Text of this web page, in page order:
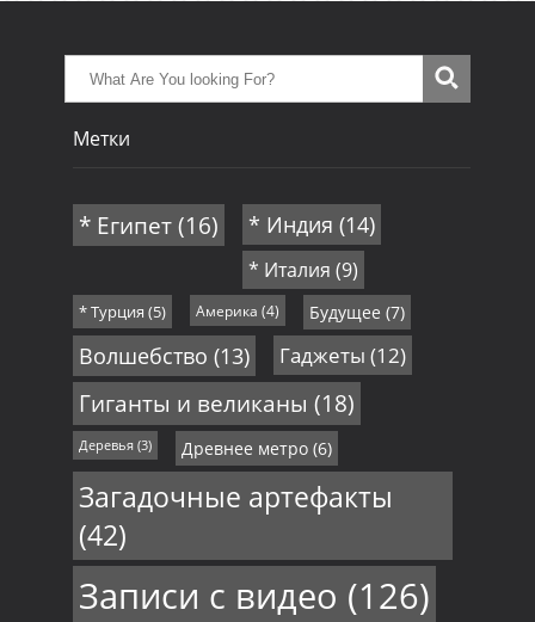
Метки
* Египет(16) * Индия (14)
* Италия (9)
* Турция (5) Америка (4) Будущее (7)
Волшебство (13) Гаджеты (12)
Гиганты и великаны (18)
Деревья(3) Древнее метро(6)
Загадочные артефакты
(42)
Записи с видео (126)